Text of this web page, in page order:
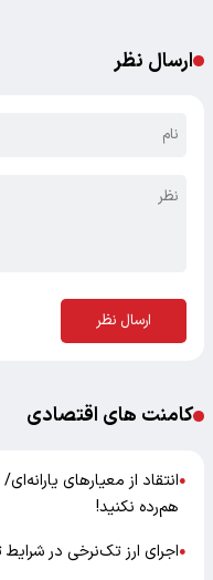
ارسال نظر
ارسال نظر
کامنت های اقتصادی
●انتقاد از معیارهای
هم‌رده نکنید!
●اجرای ارز تک‌نرخی در